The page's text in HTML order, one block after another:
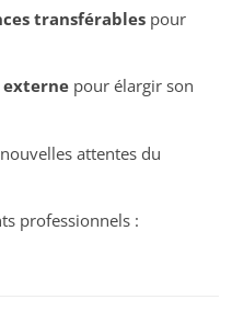
transférablespour
pour élargir son
attentes du
professionnels :